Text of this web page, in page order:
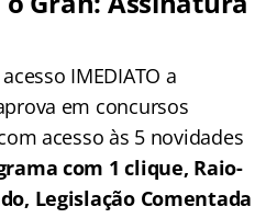
IMEDIATO a
em concursos
acesso às 5 novidades
com 1 clique, Raio-
Legislação Comentada